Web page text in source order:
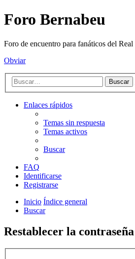
Foro Bernabeu
Foro de encuentro para fanáticos del
Obviar
Buscar
Enlaces rápidos
Temas sin respuesta
Temas activos
Buscar
FAQ
Identificarse
Registrarse
Inicio Índice general
Buscar
Restablecer la contraseña